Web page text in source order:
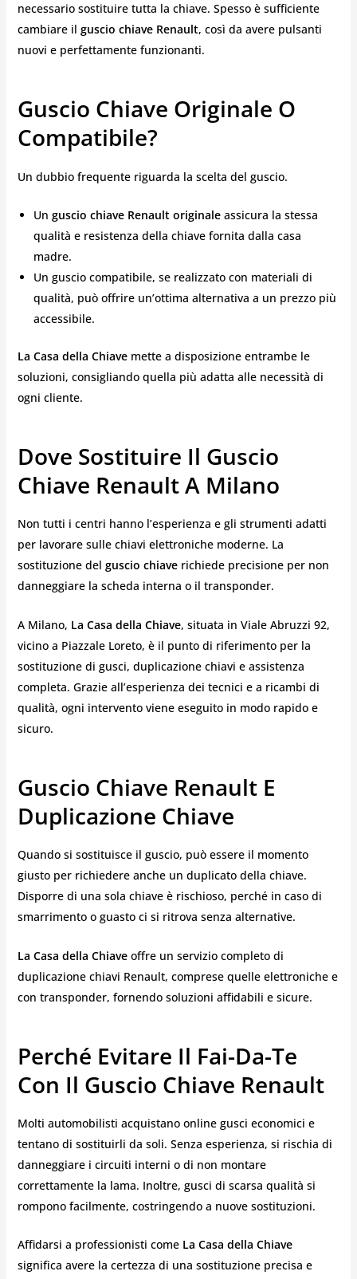
necessario sostituire tutta la chiave. Spesso è sufficiente
cambiare il guscio chiave Renault, così da avere pulsanti
nuovi e perfettamente funzionanti.
Guscio Chiave Originale O
Compatibile?
Un dubbio frequente riguarda la scelta del guscio.
Un guscio chiave Renault originaleassicura la stessa
qualità e resistenza della chiave fornita dalla casa
madre.
Un guscio compatibile, se realizzato con materiali di
qualità, può offrire un’ottima alternativa a un prezzo più
accessibile.
La Casa della Chiavemette a disposizione entrambe le
soluzioni, consigliando quella più adatta alle necessità di
ogni cliente.
Dove Sostituire Il Guscio
Chiave Renault A Milano
Non tutti i centri hanno l’esperienza e gli strumenti adatti
per lavorare sulle chiavi elettroniche moderne. La
sostituzione del guscio chiave richiede precisione per non
danneggiare la scheda interna o il transponder.
A Milano, La Casa della Chiave, situata in Viale Abruzzi 92,
vicino a Piazzale Loreto, è il punto di riferimento per la
sostituzione di gusci, duplicazione chiavi e assistenza
completa. Grazie all’esperienza dei tecnici e a ricambi di
qualità, ogni intervento viene eseguito in modo rapido e
sicuro.
Guscio Chiave Renault E
Duplicazione Chiave
Quando si sostituisce il guscio, può essere il momento
giusto per richiedere anche un duplicato della chiave.
Disporre di una sola chiave è rischioso, perché in caso di
smarrimento o guasto ci si ritrova senza alternative.
La Casa della Chiaveoffre un servizio completo di
duplicazione chiavi Renault, comprese quelle elettroniche e
con transponder, fornendo soluzioni affidabili e sicure.
Perché Evitare Il Fai-Da-Te
Con Il Guscio Chiave Renault
Molti automobilisti acquistano online gusci economici e
tentano di sostituirli da soli. Senza esperienza, si rischia di
danneggiare i circuiti interni o di non montare
correttamente la lama. Inoltre, gusci di scarsa qualità si
rompono facilmente, costringendo a nuove sostituzioni.
Affidarsi a professionisti come La Casa della Chiave
significa avere la certezza di una sostituzione precisa e